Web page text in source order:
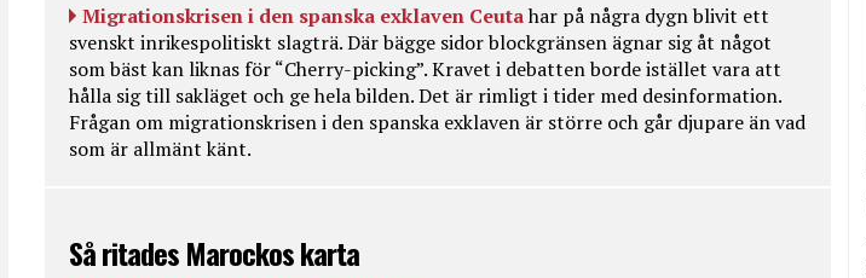
Migrationskrisen i den spanska exklaven Ceutahar på några dygn blivit ett
svenskt inrikespolitiskt slagträ. Där bägge sidor blockgränsen ägnar sig åt något
som bäst kan liknas för “Cherry-picking”. Kravet i debatten borde istället vara att
hålla sig till sakläget och ge hela bilden. Det är rimligt i tider med desinformation.
Frågan om migrationskrisen i den spanska exklaven är större och går djupare än vad
som är allmänt känt.
Så ritades Marockos karta